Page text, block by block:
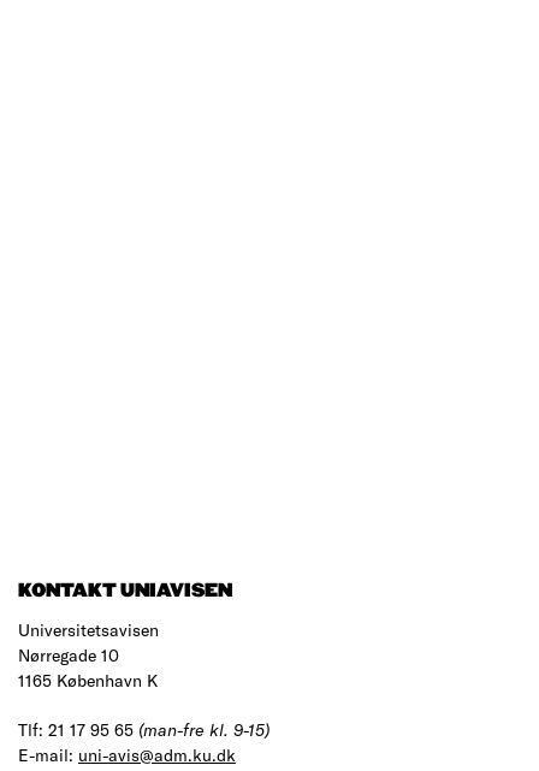
KONTAKT UNIAVISEN
Universitetsavisen
Nørregade 10
1165 København K
Tlf: 21 17 95 65 (man-fre kl. 9-15)
E-mail: uni-avis@adm.ku.dk